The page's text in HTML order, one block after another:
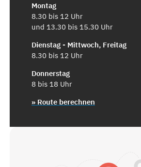
Montag
8.30 bis 12 Uhr
und 13.30 bis 15.30 Uhr
Dienstag - Mittwoch, Freitag
8.30 bis 12 Uhr
Donnerstag
8 bis 18 Uhr
» Route berechnen